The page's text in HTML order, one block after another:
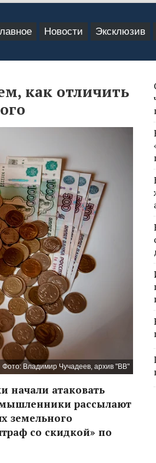
Новости Эксклюзив
как отличить
Фото: Владимир Чучадеев, архив "ВВ"
атаковать
рассылают
земельного
со скидкой» по